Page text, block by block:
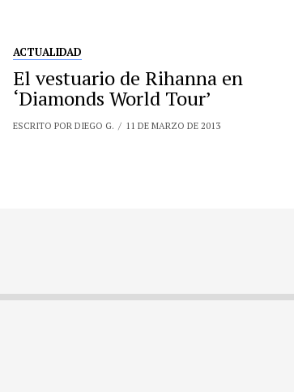
ACTUALIDAD
El vestuario de Rihanna en
‘Diamonds World Tour’
ESCRITO POR DIEGO G. 11 DE MARZO DE 2013